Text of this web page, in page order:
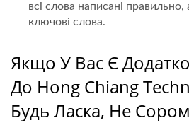
всі слова написані
ключові слова.
Якщо У Вас Є
До Hong Chiang
Будь Ласка, Не